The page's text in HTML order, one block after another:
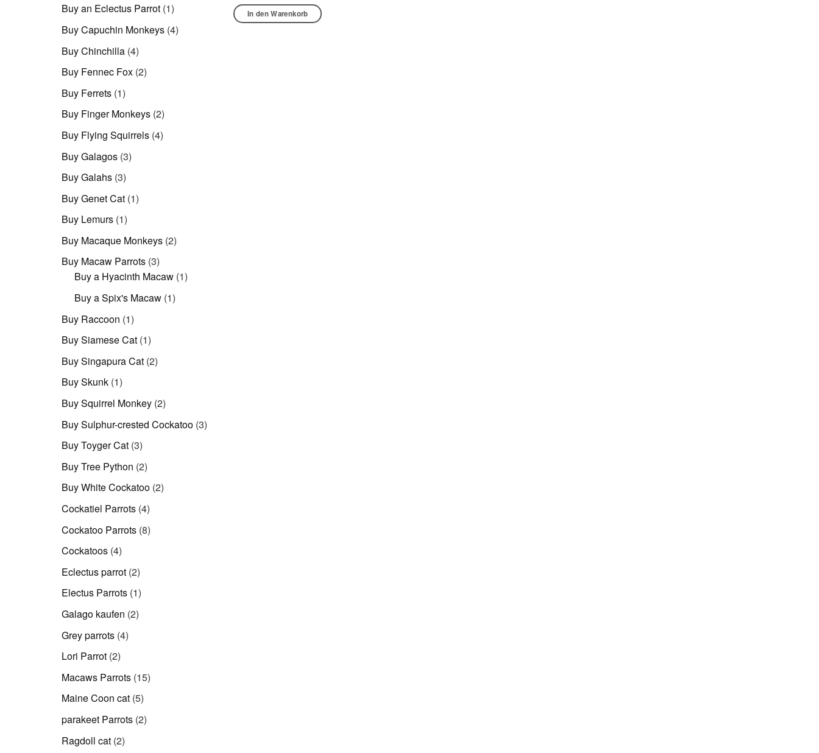
Buy an Eclectus Parrot 11
Produkt
Buy Capuchin Monkeys 44
Buy Chinchilla 44
Produkte
Buy Fennec Fox 22
Buy Ferrets 11
Produkt
Buy Finger Monkeys 22
Produkte
Buy Flying Squirrels 44
Buy Galagos 33
Buy Galahs 33
Produkte
Buy Genet Cat 11
Buy Lemurs 11
Produkt
Buy Macaque Monkeys 22
Buy Macaw Parrots 33
Produkte
Buy a Hyacinth Macaw 11
Buy a Spix's Macaw 11
Buy Raccoon 11
Produkt
Buy Siamese Cat 11
Produkt
Buy Singapura Cat 22
Buy Skunk 11
Produkt
Buy Squirrel Monkey 22
Produkte
Buy Sulphur-crested Cockatoo 33
Buy Toyger Cat 33
Produkte
Buy Tree Python 22
Produkte
Buy White Cockatoo 22
Cockatiel Parrots 44
Produkte
Cockatoo Parrots 88
Cockatoos 44
Produkte
Eclectus parrot 22
Produkte
Electus Parrots 11
Galago kaufen 22
Grey parrots 44
Lori Parrot 22
Produkte
Macaws Parrots 1515
Maine Coon cat 55
Produkte
parakeet Parrots 22
Ragdoll cat 22
In den Warenkorb